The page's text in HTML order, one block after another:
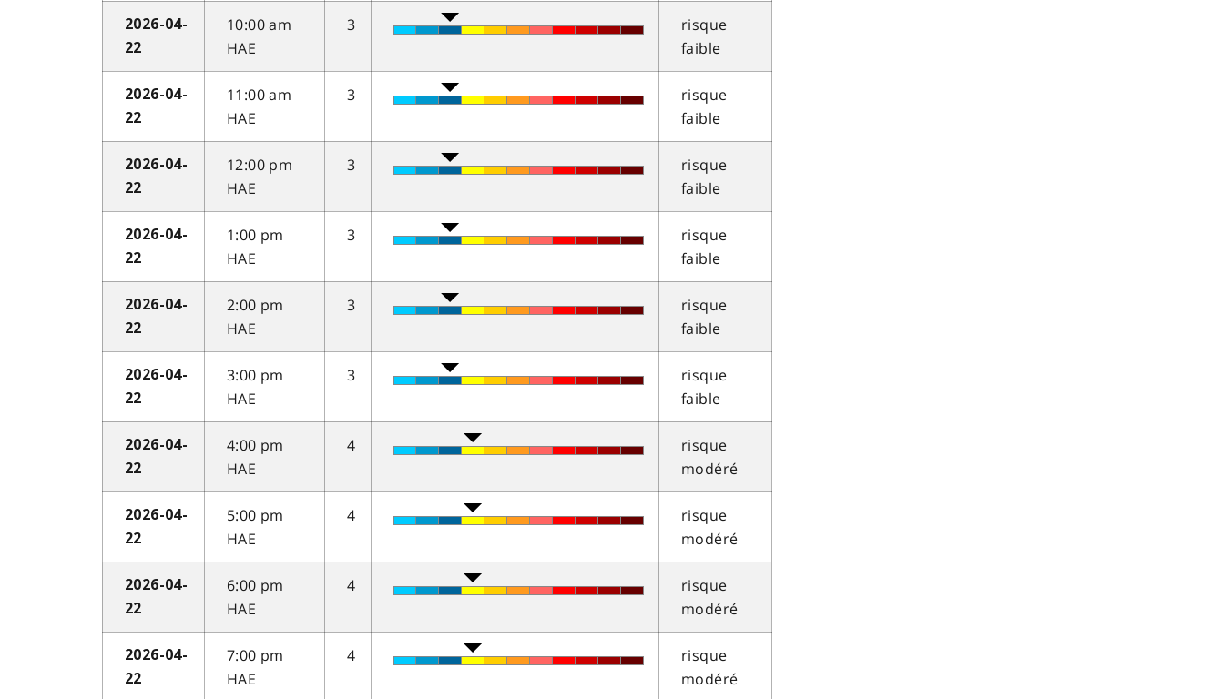
2026-04-
22
10:00 am
HAE
3
risque
faible
2026-04-
22
11:00 am
HAE
3
risque
faible
2026-04-
22
12:00 pm
HAE
3
risque
faible
2026-04-
22
1:00 pm
HAE
3
risque
faible
2026-04-
22
2:00 pm
HAE
3
risque
faible
2026-04-
22
3:00 pm
HAE
3
risque
faible
2026-04-
22
4:00 pm
HAE
4
risque
modéré
2026-04-
22
5:00 pm
HAE
4
risque
modéré
2026-04-
22
6:00 pm
HAE
4
risque
modéré
2026-04-
22
7:00 pm
HAE
4
risque
modéré